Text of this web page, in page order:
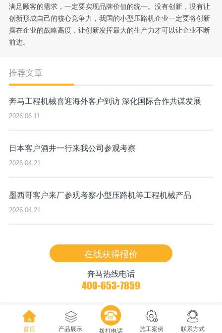
满足顾客的需求，一定要实现品牌价值的统一。没有创新，没有让
创新形成自己的核心竞争力，我国的小型压路机企业一定要将创新
摆在企业的战略高度，让创新发挥最大的生产力才可以让企业不断
前进。
推荐文章
奔马工程机械喜迎海外客户到访 深化国际合作共谋发展
2026.06.11
日本客户酒井一行来我公司参观考察
2026.04.21
墨西哥客户来厂参观考察小型压路机等工程机械产品
2026.04.21
在线获得报价
奔马热线电话
400-653-7859
首页 产品展示 拨打电话 施工案例 联系方式